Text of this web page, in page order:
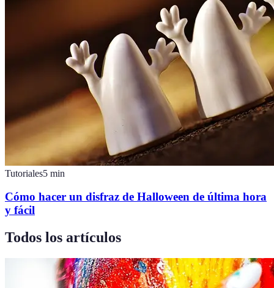
Tutoriales5 min
Cómo hacer un disfraz de Halloween de última hora
y fácil
Todos los artículos